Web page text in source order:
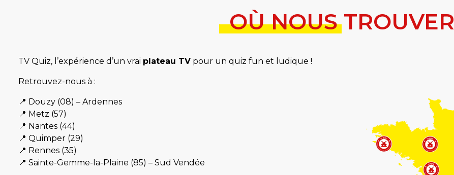
OÙ NOUS TROUVER
TV Quiz, l’expérience d’un vrai plateau TV pour un quiz fun et ludique !
Retrouvez-nous à :
📍 Douzy (08) – Ardennes
📍 Metz (57)
📍 Nantes (44)
📍 Quimper (29)
📍 Rennes (35)
📍 Sainte-Gemme-la-Plaine (85) – Sud Vendée